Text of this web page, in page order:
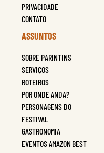
PRIVACIDADE
CONTATO
ASSUNTOS
SOBRE PARINTINS
SERVIÇOS
ROTEIROS
POR ONDE ANDA?
PERSONAGENS DO
FESTIVAL
GASTRONOMIA
EVENTOS AMAZON BEST